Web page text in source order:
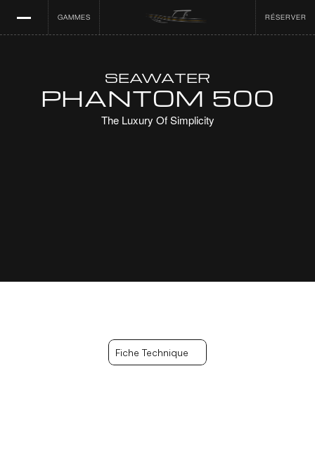
GAMMES RÉSERVER
Fiche Technique
SEAWATER
PHANTOM 500
The Luxury Of Simplicity